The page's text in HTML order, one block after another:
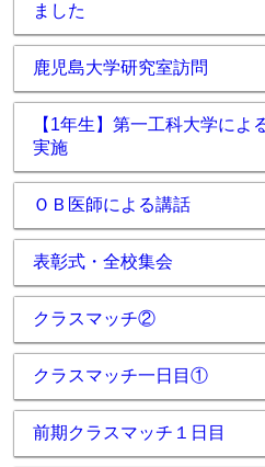
ました
鹿児島大学研究室訪問
【1年生】第一工科大学によ
実施
ＯＢ医師による講話
表彰式・全校集会
クラスマッチ②
クラスマッチ一日目①
前期クラスマッチ１日目